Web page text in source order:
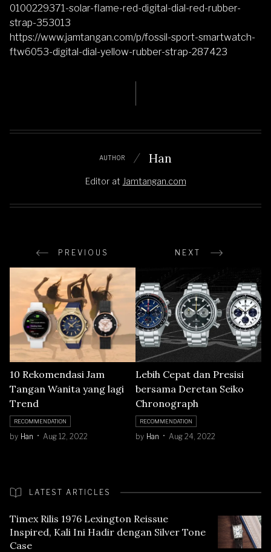
0100229371-solar-flame-red-digital-dial-red-rubber-
strap-353013
https://www.jamtangan.com/p/fossil-sport-smartwatch-
ftw6053-digital-dial-yellow-rubber-strap-287423
AUTHOR Han
Editor at Jamtangan.com
PREVIOUS NEXT
10 Rekomendasi Jam
Tangan Wanita yang lagi
Trend
RECOMMENDATION
by Han Aug 12, 2022
Lebih Cepat dan Presisi
bersama Deretan Seiko
Chronograph
RECOMMENDATION
by Han Aug 24, 2022
LATEST ARTICLES
Timex Rilis 1976 Lexington Reissue
Inspired, Kali Ini Hadir dengan Silver Tone
Case